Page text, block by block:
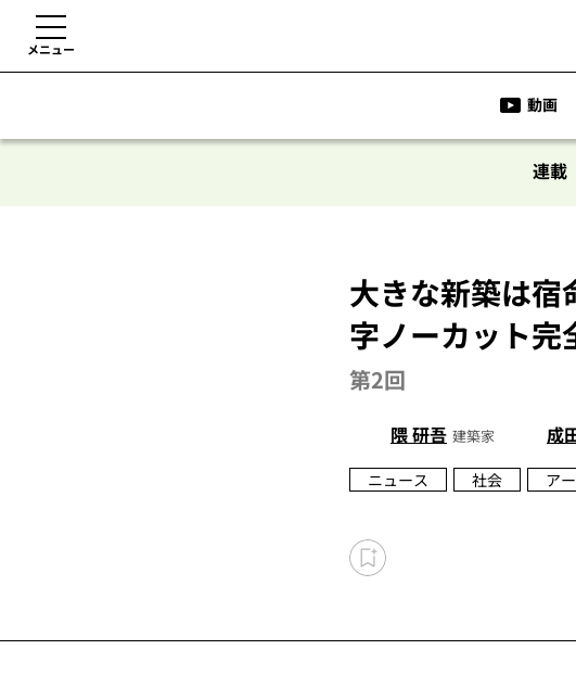
メニュー
動画
連載
大きな新築は宿
字ノーカット完
第2回
隈 研吾 建築家 成
ニュース 社会 ア